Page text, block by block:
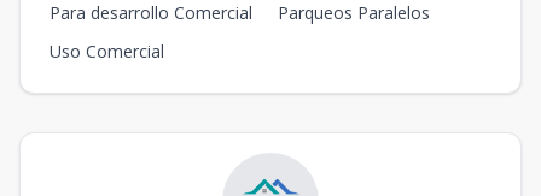
Para desarrollo Comercial
Parqueos Paralelos
Uso Comercial